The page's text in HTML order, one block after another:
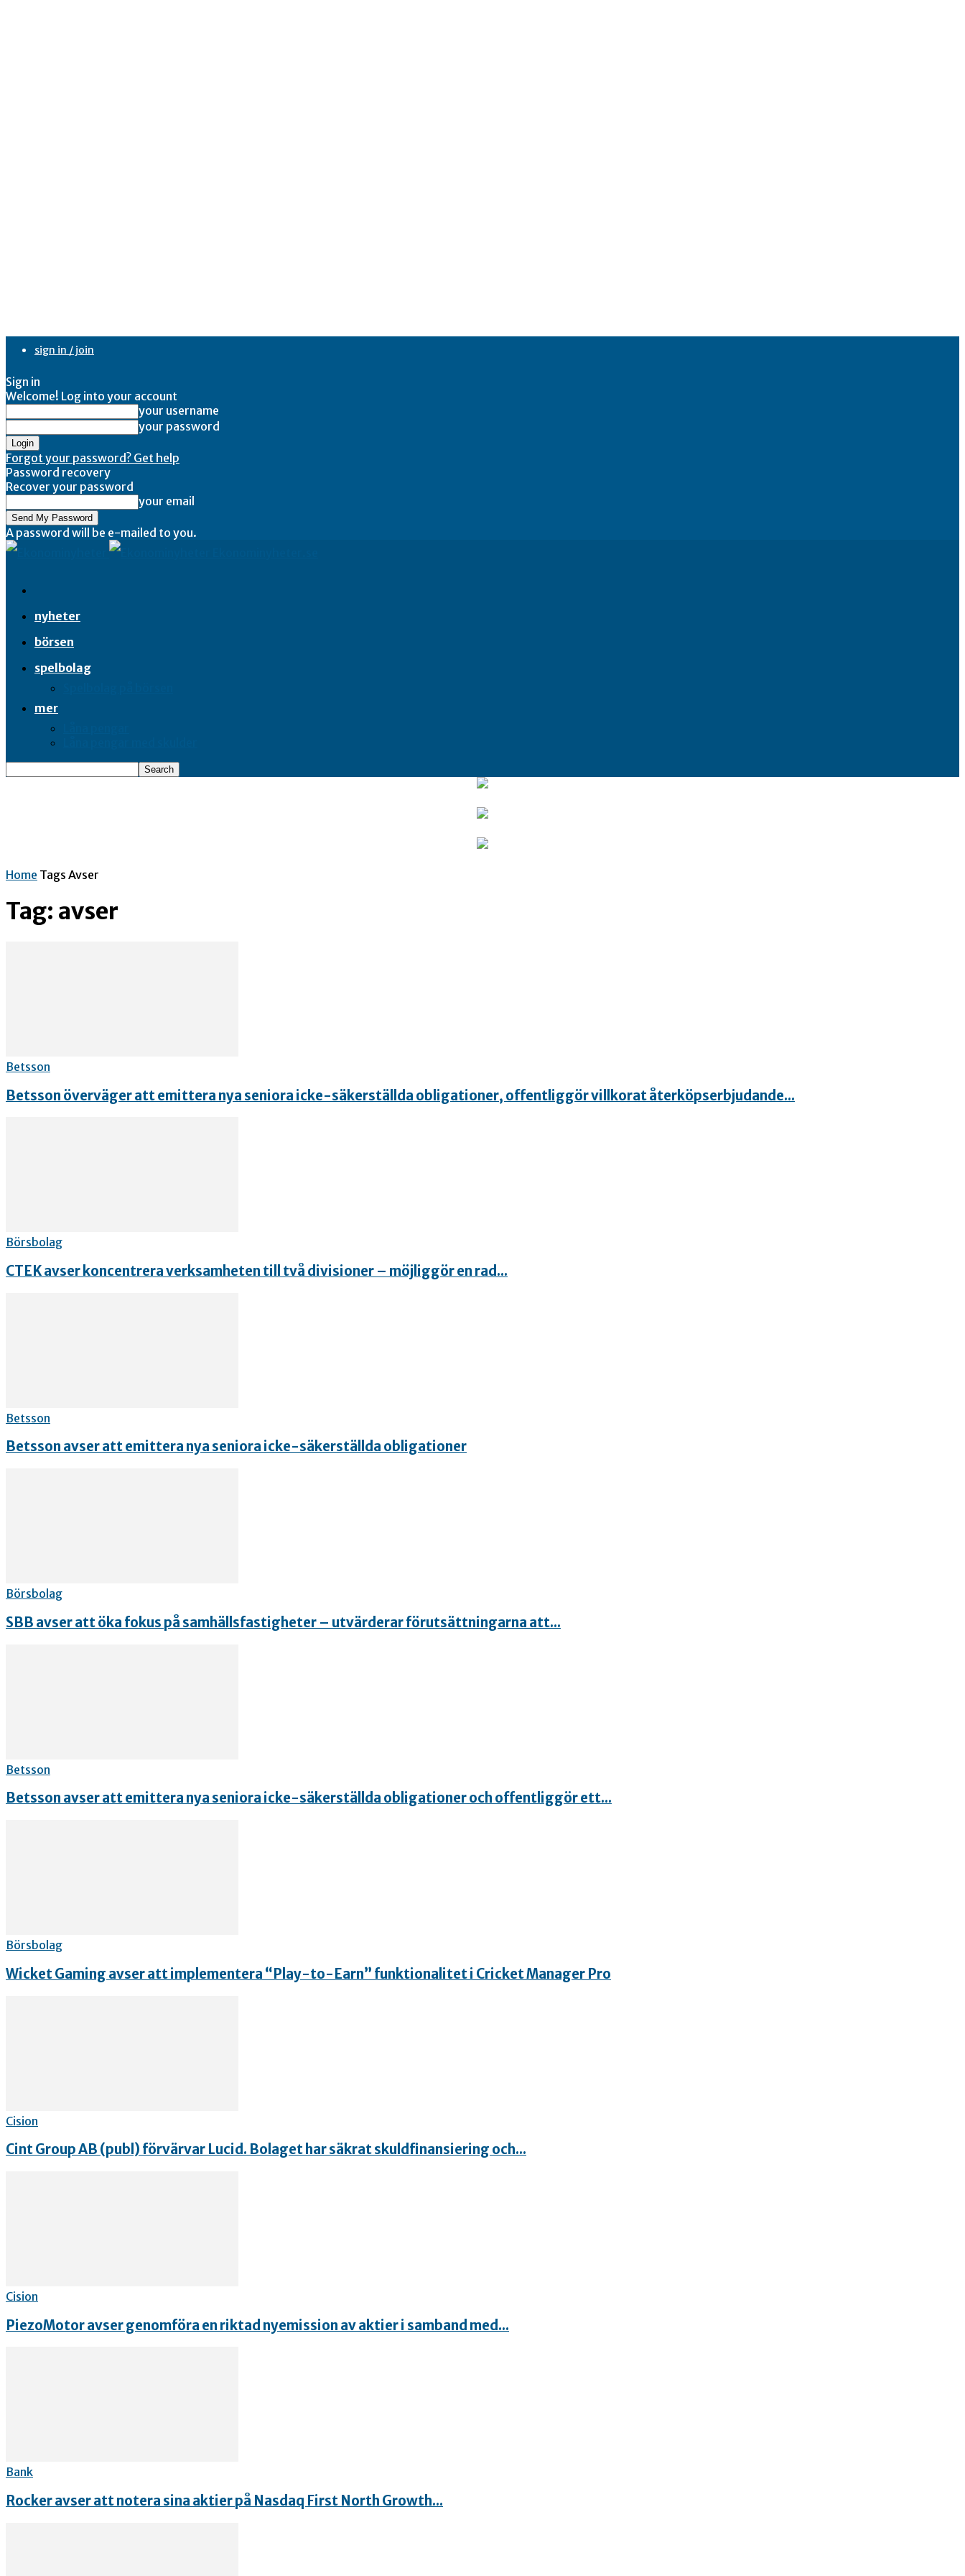
sign in / join
Sign in
Welcome! Log into your account
your username
your password
Forgot your password? Get help
Password recovery
Recover your password
your email
A password will be e-mailed to you.
nyheter
börsen
spelbolag
mer
Home Tags Avser
Tag: avser
Betsson
Betsson överväger att emittera nya seniora icke-säkerställda obligationer, offentliggör villkorat återköpserbjudande...
Börsbolag
CTEK avser koncentrera verksamheten till två divisioner – möjliggör en rad...
Betsson
Betsson avser att emittera nya seniora icke-säkerställda obligationer
Börsbolag
SBB avser att öka fokus på samhällsfastigheter – utvärderar förutsättningarna att...
Betsson
Betsson avser att emittera nya seniora icke-säkerställda obligationer och offentliggör ett...
Börsbolag
Wicket Gaming avser att implementera “Play-to-Earn” funktionalitet i Cricket Manager Pro
Cision
Cint Group AB (publ) förvärvar Lucid. Bolaget har säkrat skuldfinansiering och...
Cision
PiezoMotor avser genomföra en riktad nyemission av aktier i samband med...
Bank
Rocker avser att notera sina aktier på Nasdaq First North Growth...